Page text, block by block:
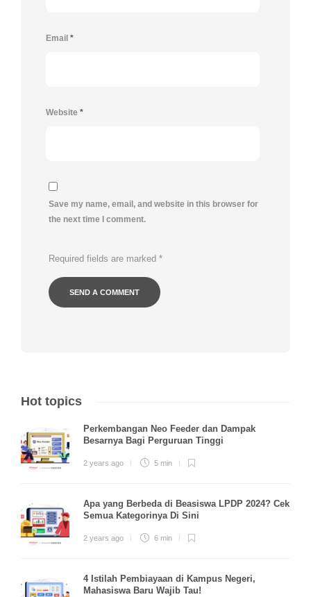
Email *
Website *
Save my name, email, and website in this browser for
the next time I comment.
Required fields are marked *
Hot topics
Perkembangan Neo Feeder dan Dampak
Besarnya Bagi Perguruan Tinggi
2 years ago 5 min
Apa yang Berbeda di Beasiswa LPDP 2024? Cek
Semua Kategorinya Di Sini
2 years ago 6 min
4 Istilah Pembiayaan di Kampus Negeri,
Mahasiswa Baru Wajib Tau!